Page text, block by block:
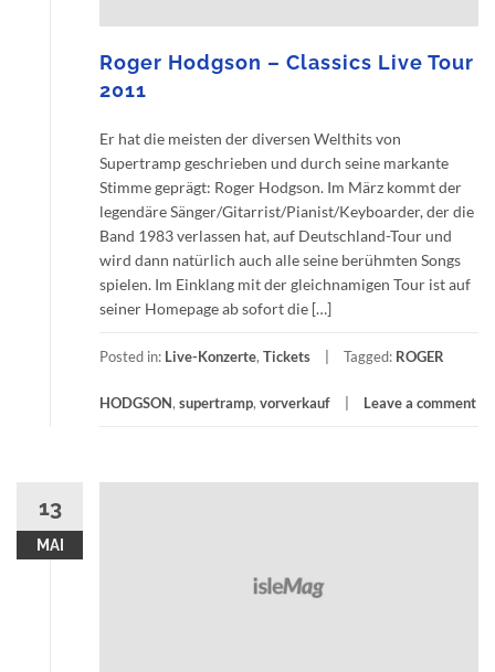
Roger Hodgson – Classics Live Tour
2011
Er hat die meisten der diversen Welthits von
Supertramp geschrieben und durch seine markante
Stimme geprägt: Roger Hodgson. Im März kommt der
legendäre Sänger/Gitarrist/Pianist/Keyboarder, der die
Band 1983 verlassen hat, auf Deutschland-Tour und
wird dann natürlich auch alle seine berühmten Songs
spielen. Im Einklang mit der gleichnamigen Tour ist auf
seiner Homepage ab sofort die […]
Posted in: Live-Konzerte, Tickets Tagged: ROGER
HODGSON, supertramp, vorverkauf Leave a comment
13
MAI